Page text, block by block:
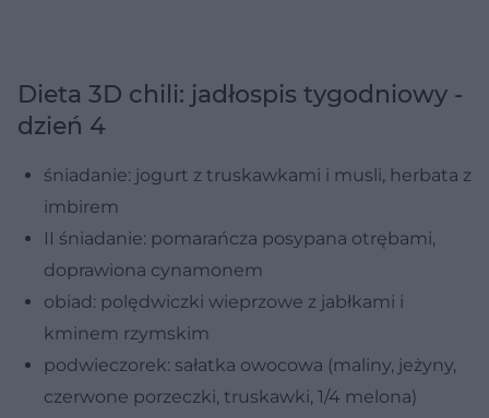
Dieta 3D chili: jadłospis tygodniowy -
dzień 4
śniadanie: jogurt z truskawkami i musli, herbata z
imbirem
II śniadanie: pomarańcza posypana otrębami,
doprawiona cynamonem
obiad: polędwiczki wieprzowe z jabłkami i
kminem rzymskim
podwieczorek: sałatka owocowa (maliny, jeżyny,
czerwone porzeczki, truskawki, 1/4 melona)